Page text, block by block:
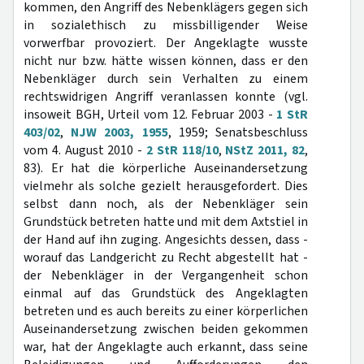
kommen, den Angriff des Nebenklägers gegen sich
in sozialethisch zu missbilligender Weise
vorwerfbar provoziert. Der Angeklagte wusste
nicht nur bzw. hätte wissen können, dass er den
Nebenkläger durch sein Verhalten zu einem
rechtswidrigen Angriff veranlassen konnte (vgl.
insoweit BGH, Urteil vom 12. Februar 2003 - 1 StR
403/02, NJW 2003, 1955, 1959; Senatsbeschluss
vom 4. August 2010 - 2 StR 118/10, NStZ 2011, 82,
83). Er hat die körperliche Auseinandersetzung
vielmehr als solche gezielt herausgefordert. Dies
selbst dann noch, als der Nebenkläger sein
Grundstück betreten hatte und mit dem Axtstiel in
der Hand auf ihn zuging. Angesichts dessen, dass -
worauf das Landgericht zu Recht abgestellt hat -
der Nebenkläger in der Vergangenheit schon
einmal auf das Grundstück des Angeklagten
betreten und es auch bereits zu einer körperlichen
Auseinandersetzung zwischen beiden gekommen
war, hat der Angeklagte auch erkannt, dass seine